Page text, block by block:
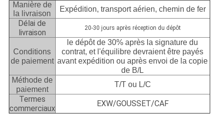
Manière de
la livraison
Expédition, transport aérien, chemin de fer
Délai de
livraison
20-30 jours après réception du dépôt
Conditions
de paiement
le dépôt de 30% après la signature du
contrat, et l'équilibre devraient être payés
avant expédition ou après envoi de la copie
de B/L
Méthode de
paiement
T/T ou L/C
Termes
commerciaux
EXW/GOUSSET/CAF